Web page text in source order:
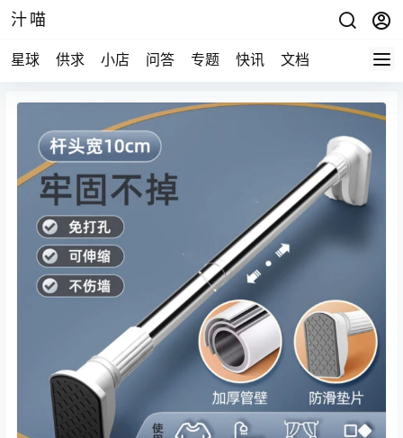
汁喵
星球 供求 小店 问答 专题 快讯 文档